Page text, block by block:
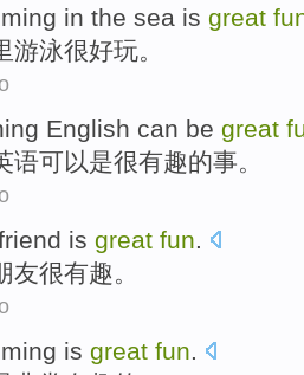
in the sea is great
游泳很好玩。
English can be great
语可以是很有趣的事。
is great fun.
友很有趣。
is great fun.